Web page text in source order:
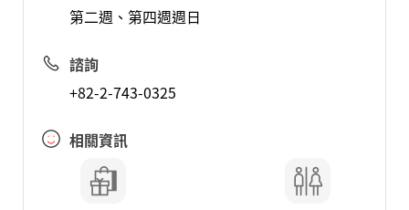
第二週、第四週週日
諮詢
+82-2-743-0325
相關資訊